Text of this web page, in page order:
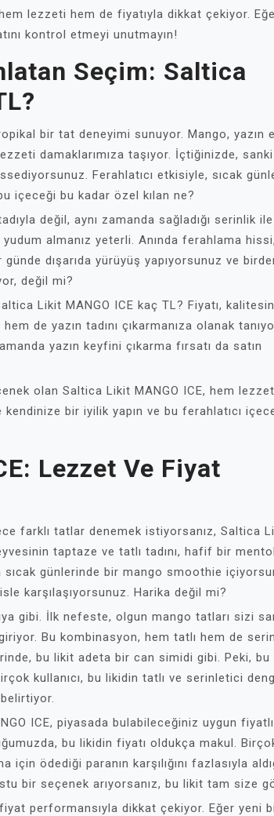
lezzeti hem de fiyatıyla dikkat çekiyor.
kontrol etmeyi unutmayın!
Seçim: Saltica
bir tat deneyimi sunuyor. Mango, yazın
damaklarımıza taşıyor. İçtiğinizde,
Ferahlatıcı etkisiyle, sıcak
içeceği bu kadar özel kılan ne?
değil, aynı zamanda sağladığı serinlik
yudum almanız yeterli. Anında ferahlama hissi,
dışarıda yürüyüş yapıyorsunuz ve
değil mi?
Likit MANGO ICE kaç TL? Fiyatı,
de yazın tadını çıkarmanıza olanak
yazın keyfini çıkarma fırsatı da satın
olan Saltica Likit MANGO ICE, hem
bir iyilik yapın ve bu ferahlatıcı
Lezzet Ve Fiyat
farklı tatlar denemek istiyorsanız, Saltica
taptaze ve tatlı tadını, hafif bir mentol
günlerinde bir mango smoothie
karşılaşıyorsunuz. Harika değil mi?
gibi. İlk nefeste, olgun mango tatları sizi
Bu kombinasyon, hem tatlı hem de
bu likit adeta bir can simidi gibi. Peki, bu
kullanıcı, bu likidin tatlı ve serinletici
ICE, piyasada bulabileceğiniz uygun fiyatlı
bu likidin fiyatı oldukça makul.
ödediği paranın karşılığını fazlasıyla
bir seçenek arıyorsanız, bu likit tam size
performansıyla dikkat çekiyor. Eğer yeni